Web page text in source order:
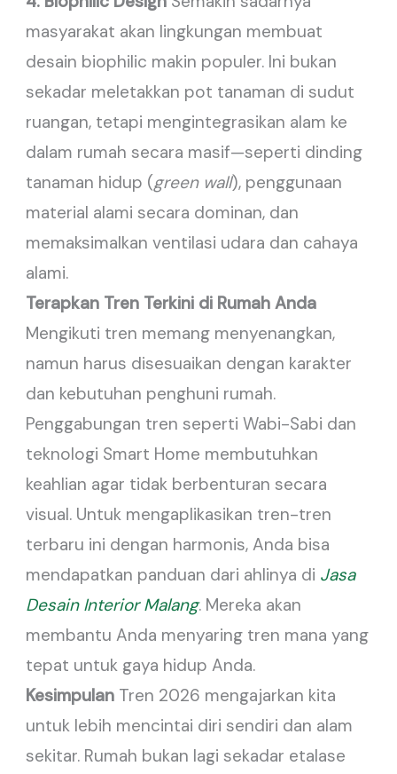
masyarakat akan lingkungan membuat
desain biophilic makin populer. Ini bukan
sekadar meletakkan pot tanaman di sudut
ruangan, tetapi mengintegrasikan alam ke
dalam rumah secara masif—seperti dinding
tanaman hidup (green wall), penggunaan
material alami secara dominan, dan
memaksimalkan ventilasi udara dan cahaya
alami.
Terapkan Tren Terkini di Rumah Anda
Mengikuti tren memang menyenangkan,
namun harus disesuaikan dengan karakter
dan kebutuhan penghuni rumah.
Penggabungan tren seperti Wabi-Sabi dan
teknologi Smart Home membutuhkan
keahlian agar tidak berbenturan secara
visual. Untuk mengaplikasikan tren-tren
terbaru ini dengan harmonis, Anda bisa
mendapatkan panduan dari ahlinya di Jasa
Desain Interior Malang. Mereka akan
membantu Anda menyaring tren mana yang
tepat untuk gaya hidup Anda.
Kesimpulan Tren 2026 mengajarkan kita
untuk lebih mencintai diri sendiri dan alam
sekitar. Rumah bukan lagi sekadar etalase